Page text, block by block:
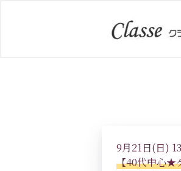
9月21日(日)
【40代中心★